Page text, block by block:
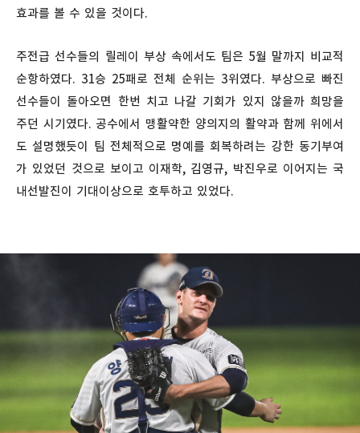
효과를 볼 수 있을 것이다.
주전급 선수들의 릴레이 부상 속에서도 팀은 5월 말까지 비교적
순항하였다. 31승 25패로 전체 순위는 3위였다. 부상으로 빠진
선수들이 돌아오면 한번 치고 나갈 기회가 있지 않을까 희망을
주던 시기였다. 공수에서 맹활약한 양의지의 활약과 함께 위에서
도 설명했듯이 팀 전체적으로 명예를 회복하려는 강한 동기부여
가 있었던 것으로 보이고 이재학, 김영규, 박진우로 이어지는 국
내선발진이 기대이상으로 호투하고 있었다.